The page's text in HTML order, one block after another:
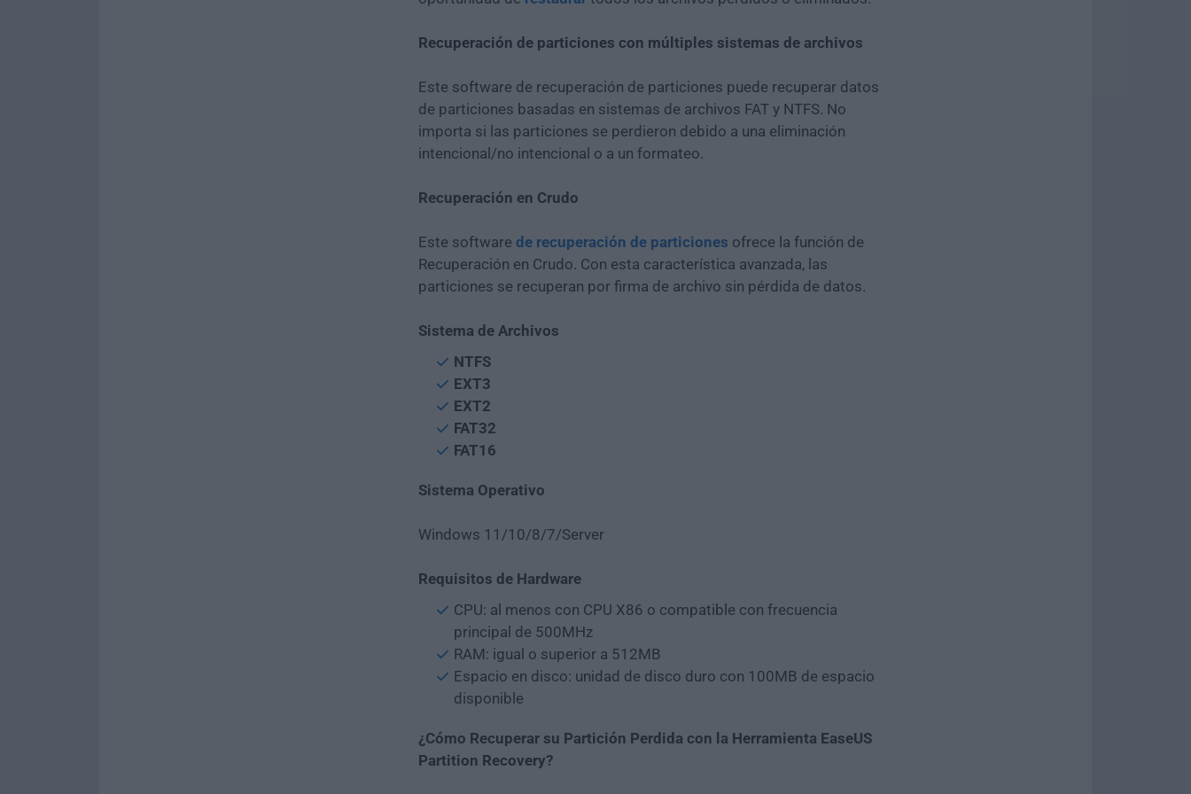
Recuperación de particiones con múltiples sistemas de archivos
Este software de recuperación de particiones puede recuperar datos
de particiones basadas en sistemas de archivos FAT y NTFS. No
importa si las particiones se perdieron debido a una eliminación
intencional/no intencional o a un formateo.
Recuperación en Crudo
Este software de recuperación de particiones ofrece la función de
Recuperación en Crudo. Con esta característica avanzada, las
particiones se recuperan por firma de archivo sin pérdida de datos.
Sistema de Archivos
NTFS
EXT3
EXT2
FAT32
FAT16
Sistema Operativo
Windows 11/10/8/7/Server
Requisitos de Hardware
CPU: al menos con CPU X86 o compatible con frecuencia
principal de 500MHz
RAM: igual o superior a 512MB
Espacio en disco: unidad de disco duro con 100MB de espacio
disponible
¿Cómo Recuperar su Partición Perdida con la Herramienta EaseUS
Partition Recovery?